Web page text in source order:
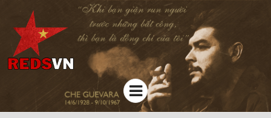
Kênh chia sẻ tri thức cộng đồng
Menu